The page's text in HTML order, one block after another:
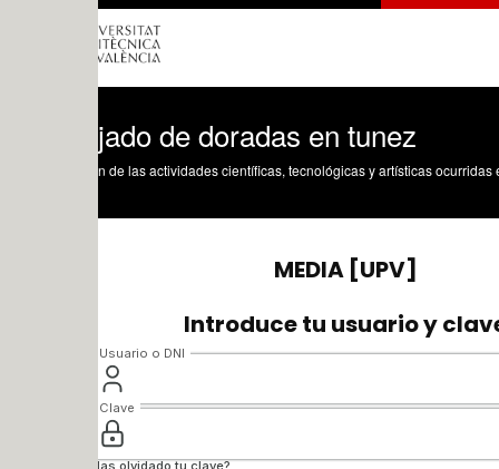
de doradas en tunez
de las actividades científicas, tecnológicas y artísticas ocurridas en los tres